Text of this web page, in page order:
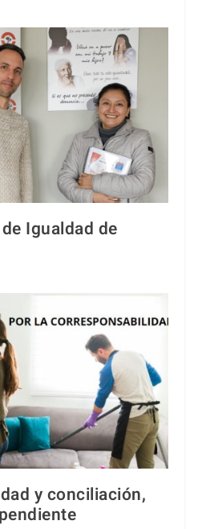
Igualdad de
y conciliación,